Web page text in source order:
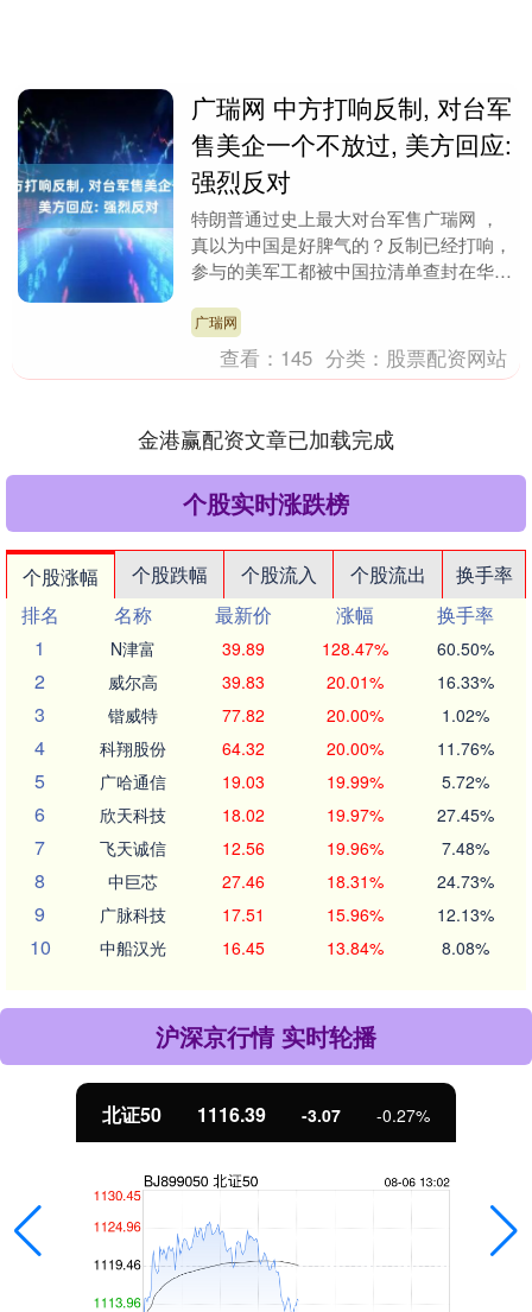
广瑞网 中方打响反制, 对台军
售美企一个不放过, 美方回应:
强烈反对
特朗普通过史上最大对台军售广瑞网 ，
真以为中国是好脾气的？反制已经打响，
参与的美军工都被中国拉清单查封在华资
采取了哪些反制手....
广瑞网
查看： 145 分类： 股票配资网站
金港赢配资文章已加载完成
个股实时涨跌榜
个股涨幅 个股跌幅 个股流入 个股流出
换手率
排名
名称 最新价 涨幅
换手率
1
N津富 39.89 128.47% 60.50%
2 威尔高 39.83 20.01% 16.33%
3 锴威特 77.82 20.00% 1.02%
4 科翔股份 64.32 20.00% 11.76%
5 广哈通信 19.03 19.99% 5.72%
6 欣天科技 18.02 19.97% 27.45%
7 飞天诚信 12.56 19.96% 7.48%
8 中巨芯 27.46 18.31% 24.73%
9 广脉科技 17.51 15.96% 12.13%
10 中船汉光 16.45 13.84% 8.08%
沪深京行情 实时轮播
北证50 1116.39 -3.07 -0.27%